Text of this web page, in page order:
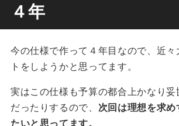
４年
今の仕様で作って４年目なので、近々
トをしようかと思ってます。
実はこの仕様も予算の都合上かなり妥
だったりするので、 次回は理想を求
たいと思ってます。